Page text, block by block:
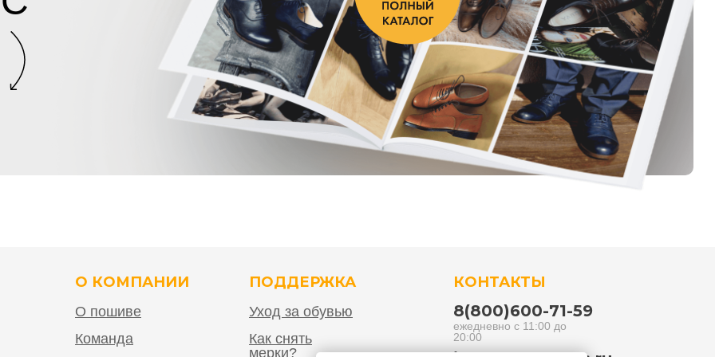
О КОМПАНИИ ПОДДЕРЖКА КОНТАКТЫ
8(800)600-71-59
ежедневно с 11:00 до
20:00
Уход за обувью
Как снять
мерки?
О пошиве
Команда